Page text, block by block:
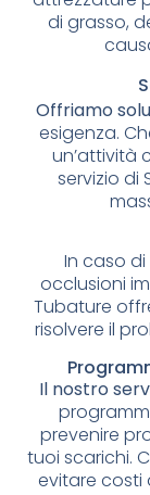
di grasso,
Offriamo
esigenza.
un’attività
servizio di
In caso
occlusioni
Tubature
risolvere il
Il nostro
prevenire
tuoi scarichi.
evitare costi